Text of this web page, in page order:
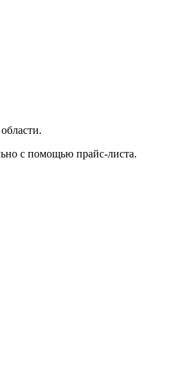
с помощью прайс-листа.